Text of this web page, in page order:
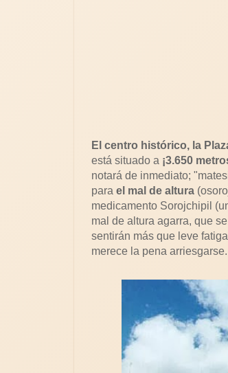
El centro histórico, la
está situado a ¡3.650
notará de inmediato;
para el mal de altura
medicamento Sorojchipil
mal de altura agarra, que
sentirán más que leve
merece la pena arriesgarse.